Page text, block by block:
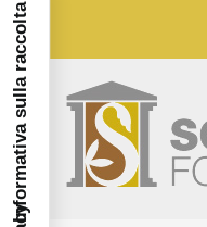
Informativa sulla raccolta